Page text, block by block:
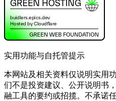
实用功能与自托管提示
本网站及相关资料仅说明实用
们不是投资建议、公开说明书
融工具的要约或招揽。不承诺